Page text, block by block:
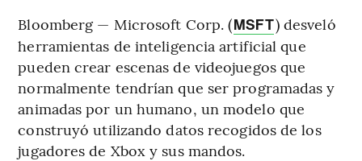
Bloomberg — Microsoft Corp. (MSFT) desveló
herramientas de inteligencia artificial que
pueden crear escenas de videojuegos que
normalmente tendrían que ser programadas y
animadas por un humano, un modelo que
construyó utilizando datos recogidos de los
jugadores de Xbox y sus mandos.